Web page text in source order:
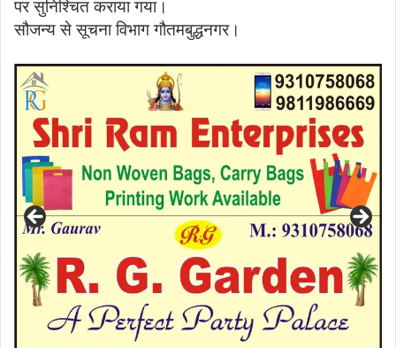
पर सुनिश्चित कराया गया।
सौजन्य से सूचना विभाग गौतमबुद्धनगर।